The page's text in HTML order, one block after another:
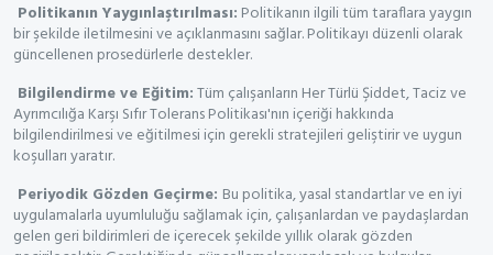
Politikanın Yaygınlaştırılması: Politikanın ilgili tüm taraflara yaygın
bir şekilde iletilmesini ve açıklanmasını sağlar. Politikayı düzenli olarak
güncellenen prosedürlerle destekler.
Bilgilendirme ve Eğitim:Tüm çalışanların Her Türlü Şiddet, Taciz ve
Ayrımcılığa Karşı Sıfır Tolerans Politikası'nın içeriği hakkında
bilgilendirilmesi ve eğitilmesi için gerekli stratejileri geliştirir ve uygun
koşulları yaratır.
Periyodik Gözden Geçirme: Bu politika, yasal standartlar ve en iyi
uygulamalarla uyumluluğu sağlamak için, çalışanlardan ve paydaşlardan
gelen geri bildirimleri de içerecek şekilde yıllık olarak gözden